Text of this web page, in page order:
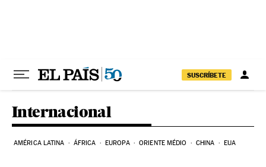
SUSCRÍBETE
Internacional
AMÉRICA LATINA ÁFRICA EUROPA ORIENTE MÉDIO CHINA EUA